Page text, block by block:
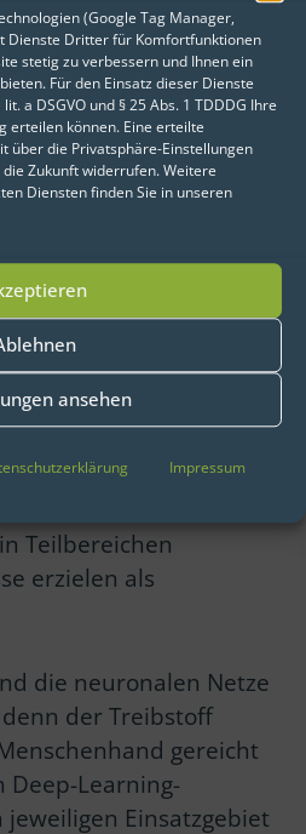
(Google Tag Manager,
Dienste Dritter für Komfortfunktionen
stetig zu verbessern und Ihnen ein
Für den Einsatz dieser Dienste
a DSGVO und § 25 Abs. 1 TDDDG Ihre
erteilen können. Eine erteilte
über die Privatsphäre-Einstellungen
Zukunft widerrufen. Weitere
Diensten finden Sie in unseren
ansehen
Impressum
Siri handelt – die
Netze liegen
die Methodik
entwickelt
Hype um Deep
Jahren. Ein
der Computer,
immense
und zu
können
diese
durch den Benutzer
Teilbereichen
erzielen als
die neuronalen Netze
der Treibstoff
gereicht
Deep-Learning-
Einsatzgebiet